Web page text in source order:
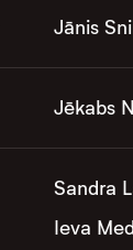
Jānis
Jēkabs
Sandra
Ieva